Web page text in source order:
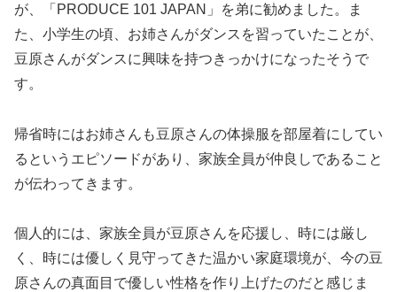
が、「PRODUCE 101 JAPAN」を弟に勧めました。ま
た、小学生の頃、お姉さんがダンスを習っていたことが、
豆原さんがダンスに興味を持つきっかけになったそうで
す。
帰省時にはお姉さんも豆原さんの体操服を部屋着にしてい
るというエピソードがあり、家族全員が仲良しであること
が伝わってきます。
個人的には、家族全員が豆原さんを応援し、時には厳し
く、時には優しく見守ってきた温かい家庭環境が、今の豆
原さんの真面目で優しい性格を作り上げたのだと感じま